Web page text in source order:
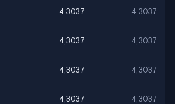
4,3037 4,3037
4,3037 4,3037
4,3037 4,3037
4,3037 4,3037